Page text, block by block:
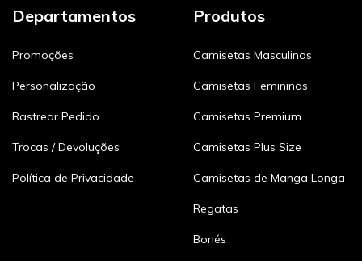
Departamentos
Promoções
Personalização
Rastrear Pedido
Trocas / Devoluções
Política de Privacidade
Produtos
Camisetas Masculinas
Camisetas Femininas
Camisetas Premium
Camisetas Plus Size
Camisetas de Manga Longa
Regatas
Bonés